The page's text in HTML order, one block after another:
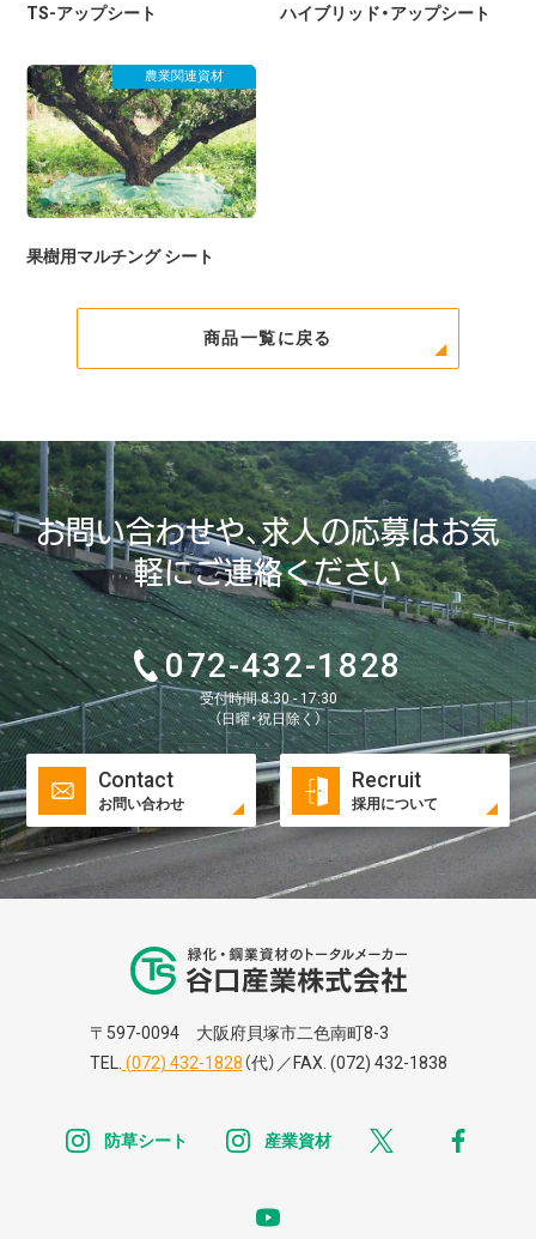
TS-アップシート ハイブリッド・アップシート
農業関連資材
果樹用マルチング シート
商品一覧に戻る
お問い合わせや、求人の応募はお気
軽にご連絡ください
072-432-1828
受付時間 8:30 - 17:30
（日曜・祝日除く）
Contact
お問い合わせ
Recruit
採用について
谷口株式株式会
〒597-0094 大阪府貝塚市二色南町8-3
TEL.
(072) 432-1828（代）／FAX. (072) 432-1838
防草シート
産業資材